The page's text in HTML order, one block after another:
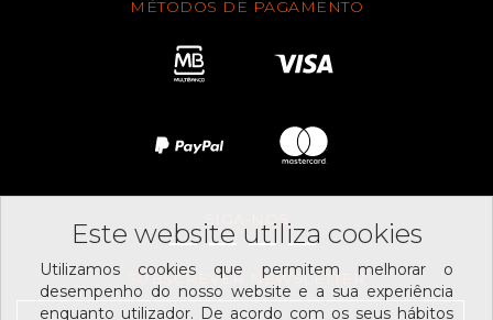
MÉTODOS DE PAGAMENTO
SIGA-NOS
SUBSCREVER NEWSLETTER
Este website utiliza cookies
Utilizamos cookies que permitem melhorar o
desempenho do nosso website e a sua experiência
enquanto utilizador. De acordo com os seus hábitos